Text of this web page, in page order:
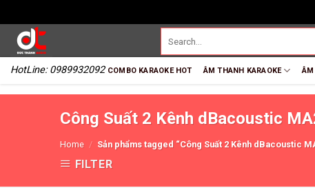
HotLine: 0989932092 COMBO KARAOKE HOT ÂM THANH KARAOKE ÂM
Công Suất 2 Kênh dBacoustic
Home / Sản phẩms tagged “Công Suất 2 Kênh dBacoustic
FILTER